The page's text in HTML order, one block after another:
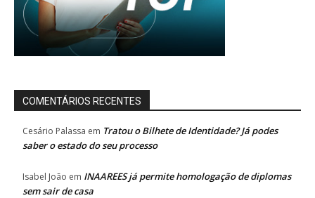
COMENTÁRIOS RECENTES
Cesário Palassa em Tratou o Bilhete de Identidade? Já podes
saber o estado do seu processo
Isabel João em INAAREES já permite homologação de diplomas
sem sair de casa